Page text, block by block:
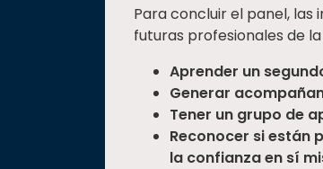
Para concluir el panel, las
futuras profesionales de
Aprender un
Generar
Tener un grupo de
Reconocer si están
la confianza en sí